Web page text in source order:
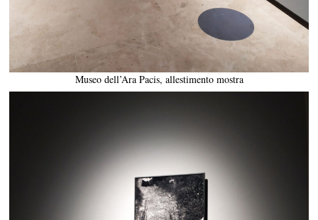
Museo dell’Ara Pacis, allestimento mostra